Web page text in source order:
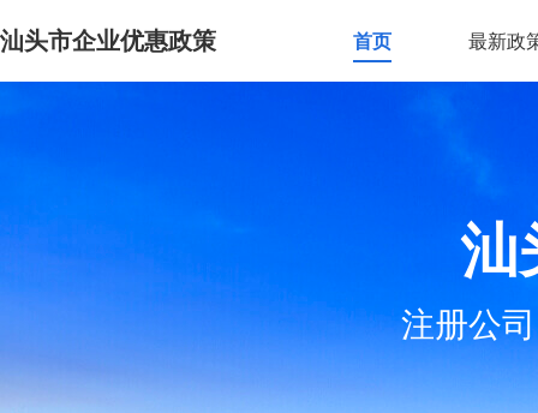
汕头市企业优惠政策 首页 最新政
汕
注册公